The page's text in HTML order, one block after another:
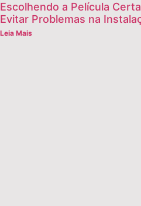
Escolhendo a Película
Evitar Problemas na
Leia Mais